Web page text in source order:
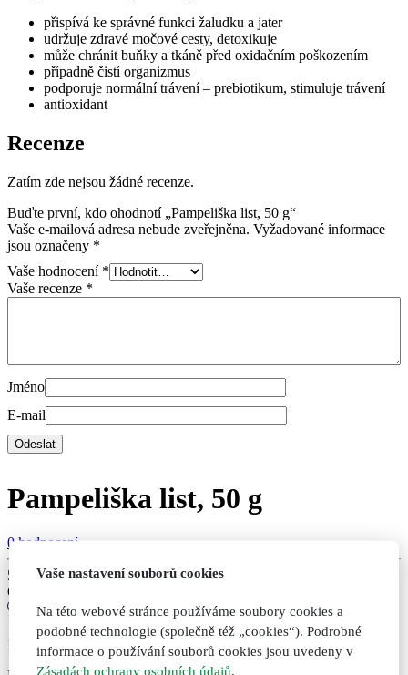
přispívá ke správné funkci žaludku a jater
udržuje zdravé močové cesty, detoxikuje
může chránit buňky a tkáně před oxidačním poškozením
případně čistí organizmus
podporuje normální trávení – prebiotikum, stimuluje trávení
antioxidant
Recenze
Zatím zde nejsou žádné recenze.
Buďte první, kdo ohodnotí „Pampeliška list, 50 g“
Vaše e-mailová adresa nebude zveřejněna. Vyžadované informace
jsou označeny *
Vaše hodnocení *
Vaše recenze *
Jméno
E-mail
Pampeliška list, 50 g
0 hodnocení
59
Kč
Cena bez DPH:
10
Vaše nastavení souborů cookies
Na této webové stránce používáme soubory cookies a
podobné technologie (společně též „cookies“). Podrobné
informace o používání souborů cookies jsou uvedeny v
Zásadách ochrany osobních údajů